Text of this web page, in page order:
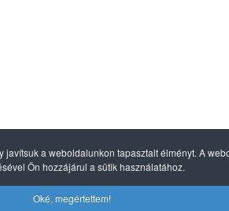
javítsuk a weboldalunkon tapasztalt élményt. A
Ön hozzájárul a sütik használatához.
Oké, megértettem!